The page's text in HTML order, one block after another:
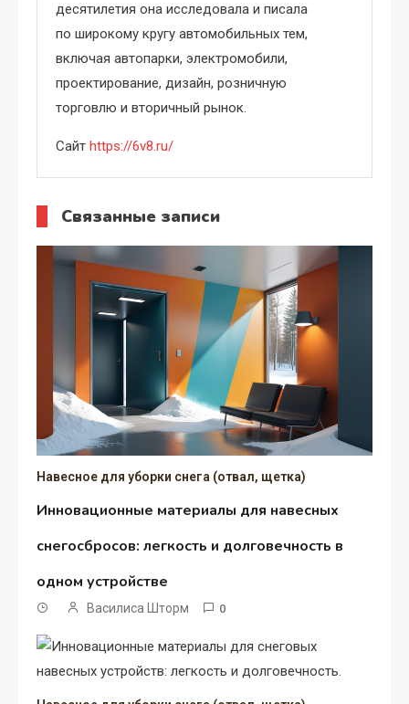
десятилетия она исследовала и писала
по широкому кругу автомобильных тем,
включая автопарки, электромобили,
проектирование, дизайн, розничную
торговлю и вторичный рынок.
Сайт https://6v8.ru/
Связанные записи
Навесное для уборки снега (отвал, щетка)
Инновационные материалы для навесных
снегосбросов: легкость и долговечность в
одном устройстве
Василиса Шторм 0